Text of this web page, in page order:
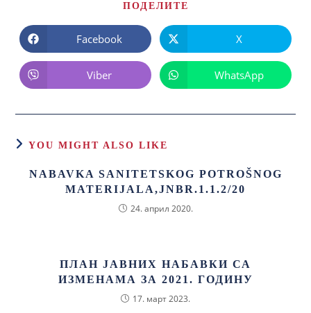
ПОДЕЛИТЕ
Facebook X
Viber WhatsApp
YOU MIGHT ALSO LIKE
NABAVKA SANITETSKOG POTROŠNOG
MATERIJALA,JNBR.1.1.2/20
24. април 2020.
ПЛАН ЈАВНИХ НАБАВКИ СА
ИЗМЕНАМА ЗА 2021. ГОДИНУ
17. март 2023.